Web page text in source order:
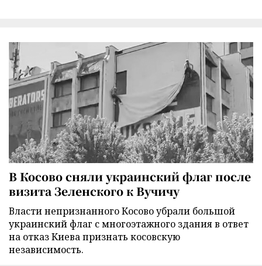
В Косово сняли украинский флаг после
визита Зеленского к Вучичу
Власти непризнанного Косово убрали большой
украинский флаг с многоэтажного здания в ответ
на отказ Киева признать косовскую
независимость.